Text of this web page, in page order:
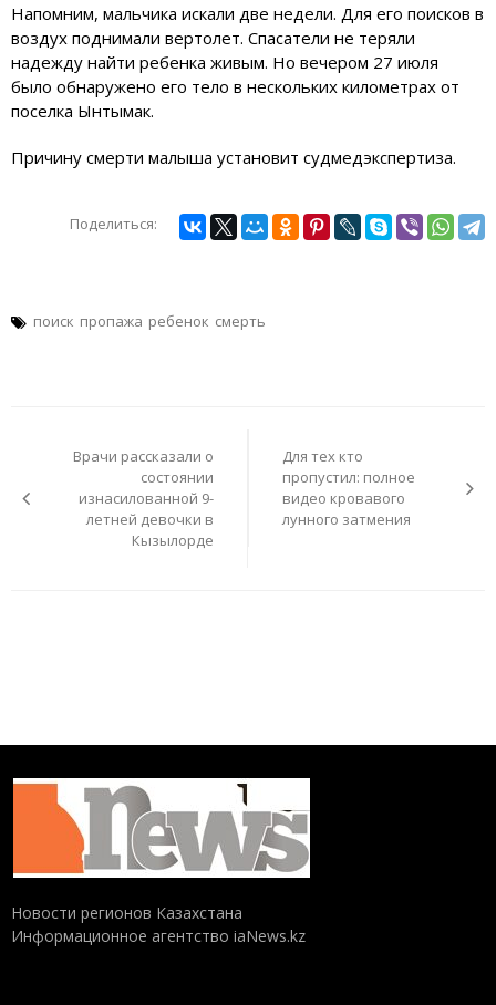
Напомним, мальчика искали две недели. Для его поисков в
воздух поднимали вертолет. Спасатели не теряли
надежду найти ребенка живым. Но вечером 27 июля
было обнаружено его тело в нескольких километрах от
поселка Ынтымак.
Причину смерти малыша установит судмедэкспертиза.
Поделиться:
поиск пропажа ребенок смерть
записямВрачи рассказали о
состоянии
изнасилованной 9-
летней девочки в
Кызылорде
Для тех кто
пропустил: полное
видео кровавого
лунного затмения
Новости регионов Казахстана
Информационное агентство iaNews.kz